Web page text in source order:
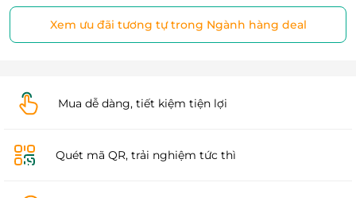
Xem ưu đãi tương tự trong Ngành hàng deal
Mua dễ dàng, tiết kiệm tiện lợi
Quét mã QR, trải nghiệm tức thì